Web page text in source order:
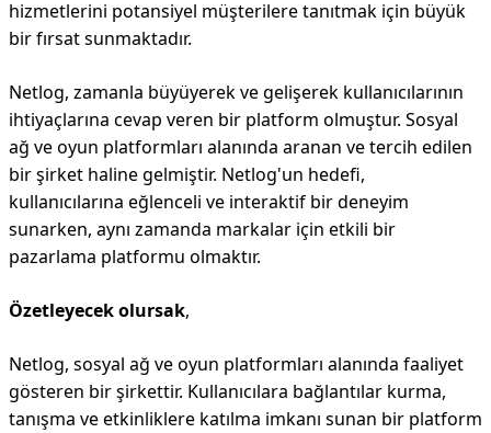
hizmetlerini potansiyel müşterilere tanıtmak için büyük
bir fırsat sunmaktadır.
Netlog, zamanla büyüyerek ve gelişerek kullanıcılarının
ihtiyaçlarına cevap veren bir platform olmuştur. Sosyal
ağ ve oyun platformları alanında aranan ve tercih edilen
bir şirket haline gelmiştir. Netlog'un hedefi,
kullanıcılarına eğlenceli ve interaktif bir deneyim
sunarken, aynı zamanda markalar için etkili bir
pazarlama platformu olmaktır.
Özetleyecek olursak,
Netlog, sosyal ağ ve oyun platformları alanında faaliyet
gösteren bir şirkettir. Kullanıcılara bağlantılar kurma,
tanışma ve etkinliklere katılma imkanı sunan bir platform